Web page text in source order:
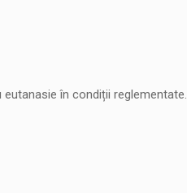
eutanasie în condiții reglementate.